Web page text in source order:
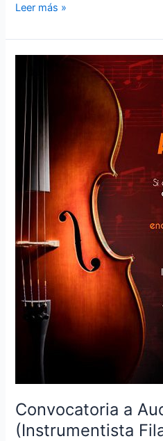
Leer más »
Convocatoria a
(Instrumentista
Audición
Violín
(Instrumentista
Fila
D)